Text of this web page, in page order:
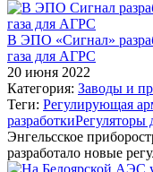
В ЭПО «Сигнал»
газа для АГРС
20 июня 2022
Категория: Заводы и
Теги: Регулирующая
разработкиРегуляторы
Энгельсское
разработало новые